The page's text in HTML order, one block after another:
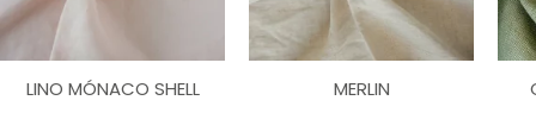
LINO MÓNACO SHELL MERLIN